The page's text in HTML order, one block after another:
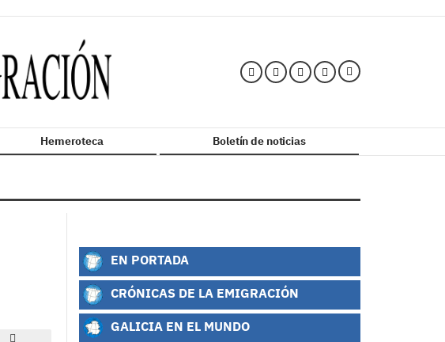
Hemeroteca Boletín de noticias
EN PORTADA
CRÓNICAS DE LA EMIGRACIÓN
GALICIA EN EL MUNDO